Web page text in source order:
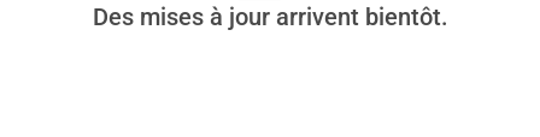
Des mises à jour arrivent bientôt.